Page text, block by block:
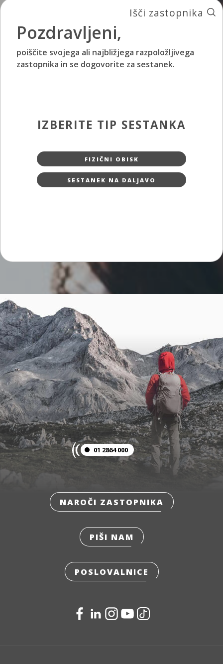
Išči zastopnika
Pozdravljeni,
poiščite svojega ali najbližjega razpoložljivega
zastopnika in se dogovorite za sestanek.
IZBERITE TIP SESTANKA
FIZIČNI OBISK
SESTANEK NA DALJAVO
01 2864 000
NAROČI ZASTOPNIKA
PIŠI NAM
POSLOVALNICE